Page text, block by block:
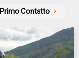
Primo Contatto